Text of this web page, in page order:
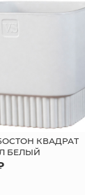
КВАДРАТ
БЕЛЫЙ